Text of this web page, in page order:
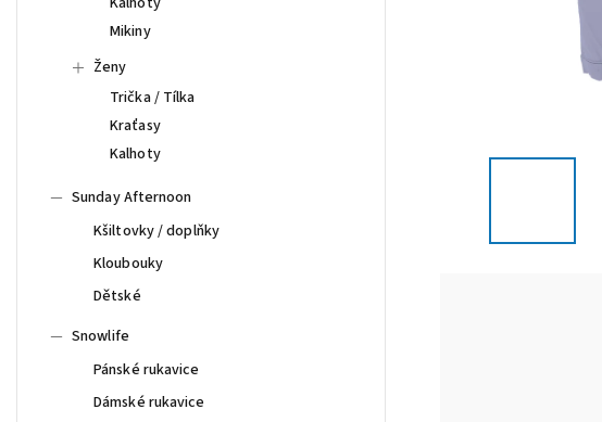
Mikiny
Ženy
Trička / Tílka
Kraťasy
Kalhoty
Sunday Afternoon
Kšiltovky / doplňky
Kloubouky
Dětské
Snowlife
Pánské rukavice
Dámské rukavice